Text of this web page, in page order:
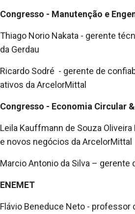
Congresso - Manutenção e
Thiago Norio Nakata - gerente
da Gerdau
Ricardo Sodré - gerente de
ativos da ArcelorMittal
Congresso - Economia Circular
Leila Kauffmann de Souza Oliveira
e novos negócios da ArcelorMittal
Marcio Antonio da Silva – gerente
ENEMET
Flávio Beneduce Neto - professor